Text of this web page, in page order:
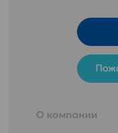
О компании